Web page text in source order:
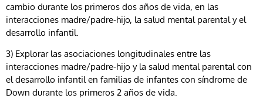
cambio durante los primeros dos años de vida, en las
interacciones madre/padre-hijo, la salud mental parental y el
desarrollo infantil.
3) Explorar las asociaciones longitudinales entre las
interacciones madre/padre-hijo y la salud mental parental con
el desarrollo infantil en familias de infantes con síndrome de
Down durante los primeros 2 años de vida.